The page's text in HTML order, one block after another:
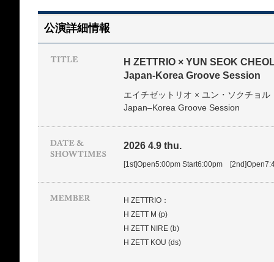
公演詳細情報
H ZETTRIO × YUN SEOK
Japan-Korea Groove Session
エイチゼットリオ × ユン・ソクチョル
Japan–Korea Groove Session
2026 4.9 thu.
[1st]Open5:00pm Start6:00pm
H ZETTRIO：
H ZETT M (p)
H ZETT NIRE (b)
H ZETT KOU (ds)